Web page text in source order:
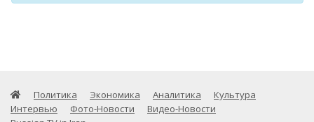
Политика Экономика Аналитика
Культура
Интервью
Фото-Новости
Видео-Новости